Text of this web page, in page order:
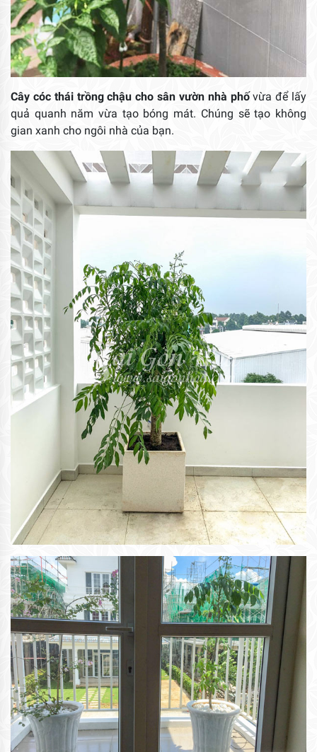
Cây cóc thái trồng chậu cho sân vườn nhà phốvừa để lấy
quả quanh năm vừa tạo bóng mát. Chúng sẽ tạo không
gian xanh cho ngôi nhà của bạn.